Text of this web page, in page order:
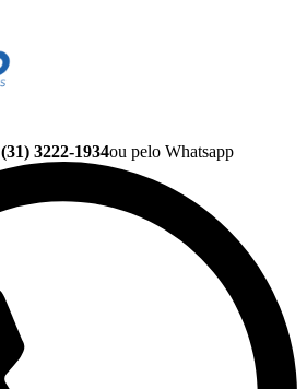
(31) 3222-1934ou pelo Whatsapp